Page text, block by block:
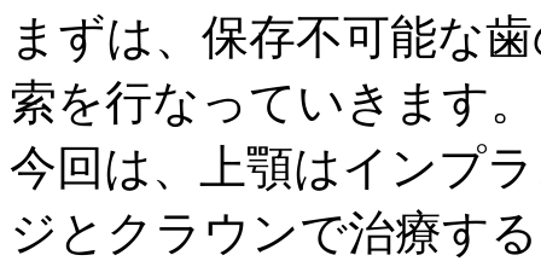
まずは、保存不可能な
索を行なっていきます。
今回は、上顎はインプ
ジとクラウンで治療す